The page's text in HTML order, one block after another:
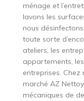
ménage et
lavons les
nous
toute sorte
ateliers, les
appartements,
entreprises.
marché AZ
mécaniques de